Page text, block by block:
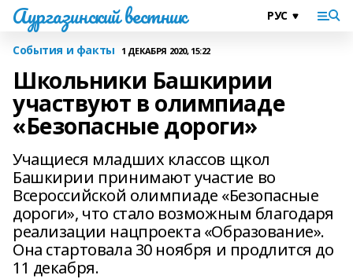
Аургазинский вестник
События и факты 1 ДЕКАБРЯ 2020, 15:22
Школьники Башкирии
участвуют в олимпиаде
«Безопасные дороги»
Учащиеся младших классов щкол
Башкирии принимают участие во
Всероссийской олимпиаде «Безопасные
дороги», что стало возможным благодаря
реализации нацпроекта «Образование».
Она стартовала 30 ноября и продлится до
11 декабря.